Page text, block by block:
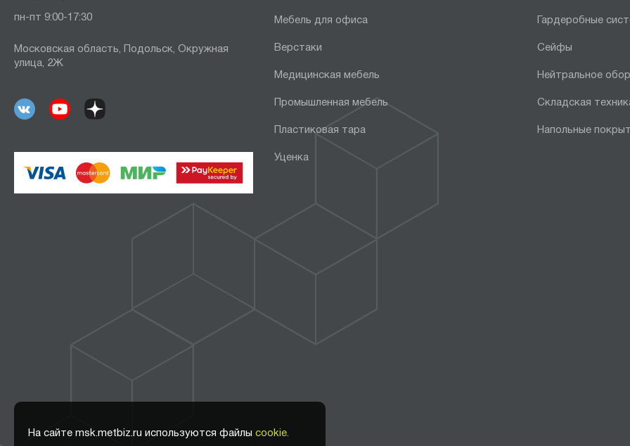
На сайте msk.metbiz.ru используются файлы cookie.
пн-пт 9:00-17:30
Московская область, Подольск, Окружная
улица, 2Ж
Мебель для офиса Гардеробные
Верстаки Сейфы
Медицинская мебель Нейтральное
Промышленная мебель Складская
Пластиковая тара Напольные
Уценка